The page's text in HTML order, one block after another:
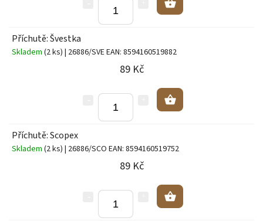
Příchutě: Švestka
Skladem (2 ks) | 26886/SVEEAN: 8594160519882
89 Kč
Příchutě: Scopex
Skladem (2 ks) | 26886/SCO EAN: 8594160519752
89 Kč